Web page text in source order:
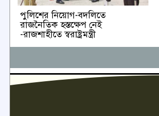
পুলিশের নিয়োগ-বদলিতে
রাজনৈতিক হস্তক্ষেপ নেই
-রাজশাহীতে স্বরাষ্ট্রমন্ত্রী